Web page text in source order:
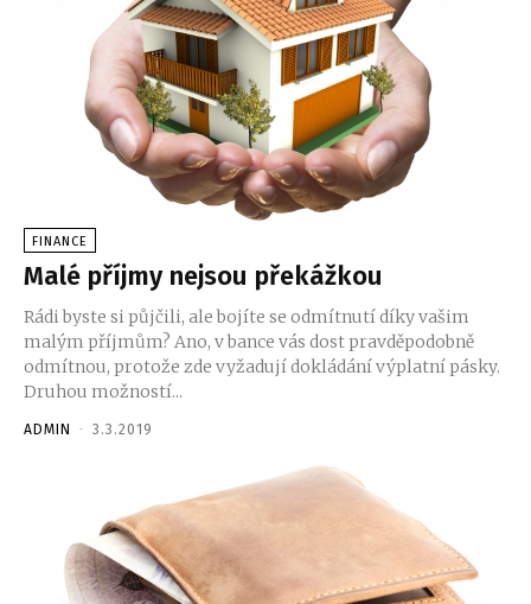
FINANCE
Malé příjmy nejsou překážkou
Rádi byste si půjčili, ale bojíte se odmítnutí díky vašim
malým příjmům? Ano, v bance vás dost pravděpodobně
odmítnou, protože zde vyžadují dokládání výplatní pásky.
Druhou možností...
ADMIN - 3.3.2019